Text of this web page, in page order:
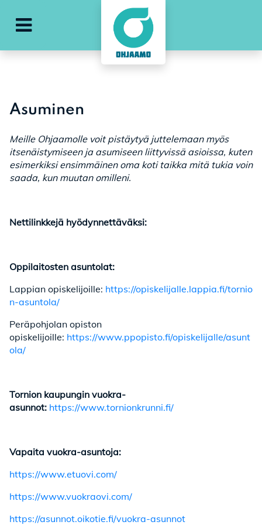
Avaa päävalikko
Asuminen
Meille Ohjaamolle voit pistäytyä juttelemaan myös
itsenäistymiseen ja asumiseen liittyvissä asioissa, kuten
esimerkiksi ensimmäinen oma koti taikka mitä tukia voin
saada, kun muutan omilleni.
Nettilinkkejä hyödynnettäväksi:
Oppilaitosten asuntolat:
Lappian opiskelijoille: https://opiskelijalle.lappia.fi/tornio
n-asuntola/
Peräpohjolan opiston
opiskelijoille: https://www.ppopisto.fi/opiskelijalle/asunt
ola/
Tornion kaupungin vuokra-
asunnot: https://www.tornionkrunni.fi/
Vapaita vuokra-asuntoja:
https://www.etuovi.com/
https://www.vuokraovi.com/
https://asunnot.oikotie.fi/vuokra-asunnot